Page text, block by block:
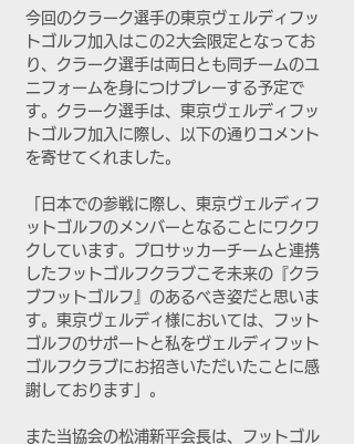
今回のクラーク選手の東京ヴェルディフッ
トゴルフ加入はこの2大会限定となってお
り、クラーク選手は両日とも同チームのユ
ニフォームを身につけプレーする予定で
す。クラーク選手は、東京ヴェルディフッ
トゴルフ加入に際し、以下の通りコメント
を寄せてくれました。
「日本での参戦に際し、東京ヴェルディフ
ットゴルフのメンバーとなることにワクワ
クしています。プロサッカーチームと連携
したフットゴルフクラブこそ未来の『クラ
ブフットゴルフ』のあるべき姿だと思いま
す。東京ヴェルディ様においては、フット
ゴルフのサポートと私をヴェルディフット
ゴルフクラブにお招きいただいたことに感
謝しております」。
また当協会の松浦新平会長は、フットゴル